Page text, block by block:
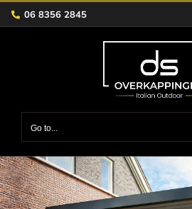
Skip
to
06 8356 2845
Go to...